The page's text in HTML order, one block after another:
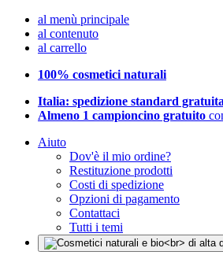
al menù principale
al contenuto
al carrello
100% cosmetici naturali
Italia: spedizione standard gratuita
Almeno 1 campioncino gratuito
Aiuto
Dov'è il mio ordine?
Restituzione prodotti
Costi di spedizione
Opzioni di pagamento
Contattaci
Tutti i temi